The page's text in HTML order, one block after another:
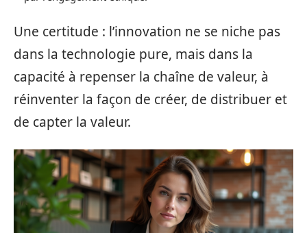
Une certitude : l’innovation ne se niche pas
dans la technologie pure, mais dans la
capacité à repenser la chaîne de valeur, à
réinventer la façon de créer, de distribuer et
de capter la valeur.